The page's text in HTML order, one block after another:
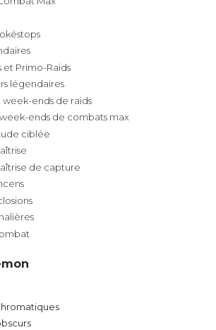
et Primo-Raids
légendaires
week-ends de raids
ends de combats max
ciblée
de capture